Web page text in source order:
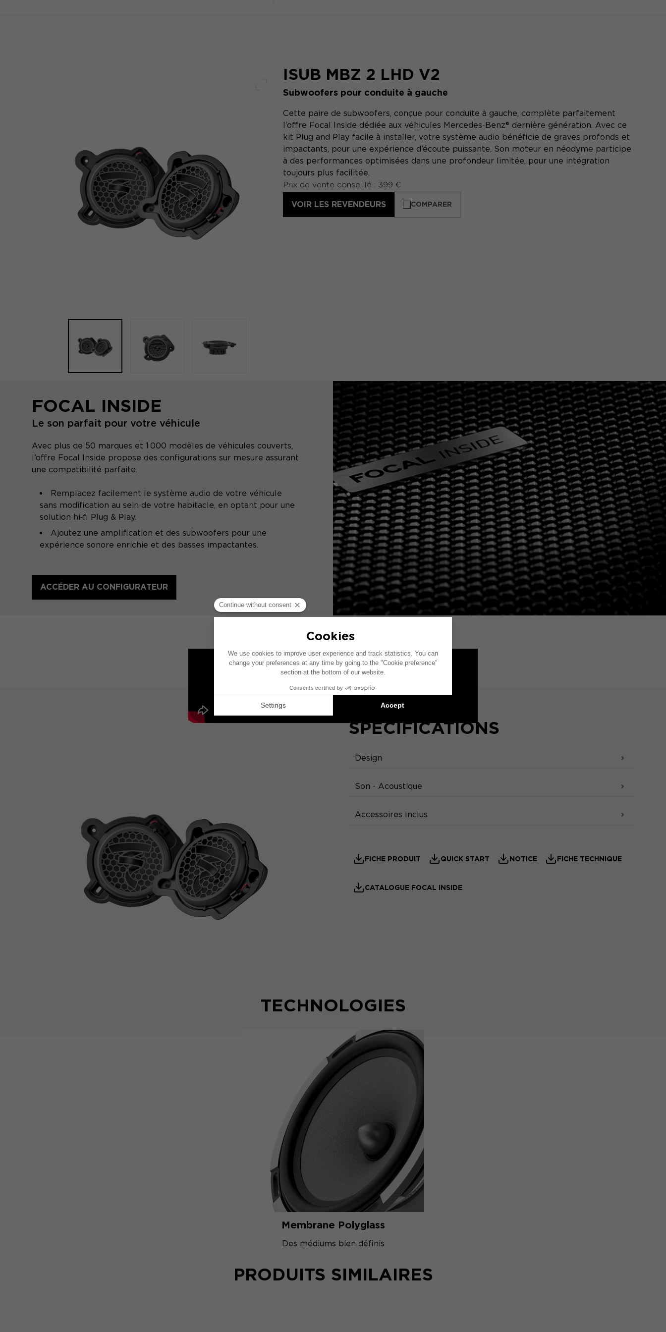
Plein écran
ISUB MBZ 2 LHD V2
Subwoofers pour conduite à gauche
Cette paire de subwoofers, conçue pour conduite à gauche, complète parfaitement
l’offre Focal Inside dédiée aux véhicules Mercedes-Benz® dernière génération. Avec ce
kit Plug and Play facile à installer, votre système audio bénéficie de graves profonds et
impactants, pour une expérience d’écoute puissante. Son moteur en néodyme participe
à des performances optimisées dans une profondeur limitée, pour une intégration
toujours plus facilitée.
Prix de vente conseillé : 399 €
VOIR LES REVENDEURS COMPARER
FOCAL INSIDE
Le son parfait pour votre véhicule
Avec plus de 50 marques et 1 000 modèles de véhicules couverts,
l’offre Focal Inside propose des configurations sur mesure assurant
une compatibilité parfaite.
Remplacez facilement le système audio de votre véhicule
sans modification au sein de votre habitacle, en optant pour une
solution hi‑fi Plug & Play.
Ajoutez une amplification et des subwoofers pour une
expérience sonore enrichie et des basses impactantes.
ACCÉDER AU CONFIGURATEUR
INSTALLATION
SPÉCIFICATIONS
Design
Son - Acoustique
Accessoires Inclus
FICHE PRODUIT QUICK START NOTICE FICHE TECHNIQUE
CATALOGUE FOCAL INSIDE
TECHNOLOGIES
Membrane Polyglass
Des médiums bien définis
PRODUITS SIMILAIRES